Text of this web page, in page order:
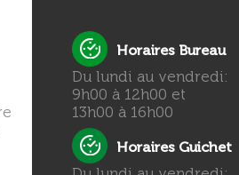
Horaires Bureau
Du lundi au vendredi:
9h00 à 12h00 et
13h00 à 16h00
Horaires Guichet